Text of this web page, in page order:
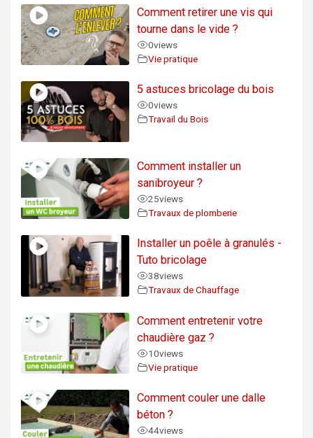
Comment retirer une vis qui
tourne dans le vide ?
0views
Vie pratique
5 astuces bricolage du bois
0views
Travail du Bois
Comment installer un
sanibroyeur ?
25views
Travaux de plomberie
Installer un poêle à granulés -
Tuto bricolage
38views
Travaux de Chauffage
Comment entretenir votre
chaudière gaz ?
10views
Vie pratique
Comment couler une dalle
béton ?
44views